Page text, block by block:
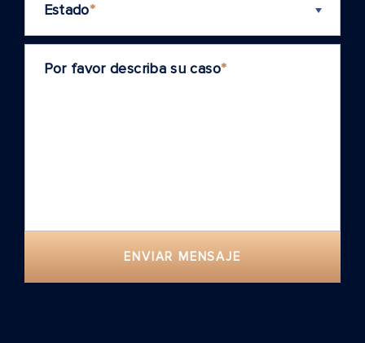
Estado*
Por favor describa su caso*
ENVIAR MENSAJE